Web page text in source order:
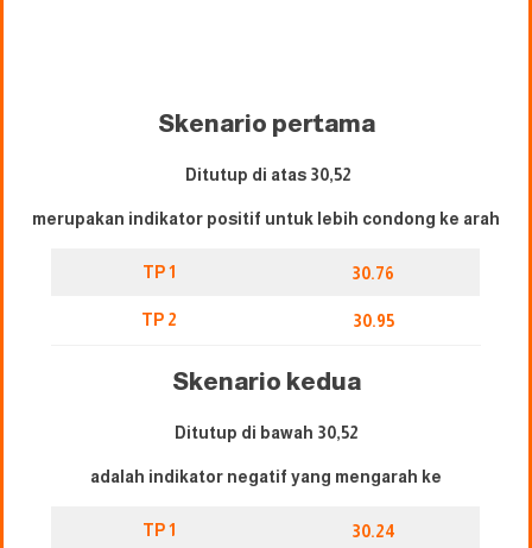
Skenario pertama
Ditutup di atas 30,52
merupakan indikator positif untuk lebih condong ke arah
TP 1 30.76
TP 2 30.95
Skenario kedua
Ditutup di bawah 30,52
adalah indikator negatif yang mengarah ke
TP 1 30.24